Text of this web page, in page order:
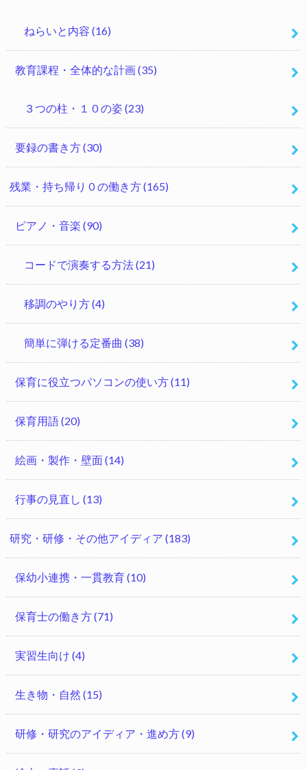
ねらいと内容 (16)
教育課程・全体的な計画(35)
３つの柱・１０の姿(23)
要録の書き方(30)
残業・持ち帰り０の働き方(165)
ピアノ・音楽 (90)
コードで演奏する方法(21)
移調のやり方(4)
簡単に弾ける定番曲 (38)
保育に役立つパソコンの使い方(11)
保育用語(20)
絵画・製作・壁面(14)
行事の見直し (13)
研究・研修・その他アイディア (183)
保幼小連携・一貫教育(10)
保育士の働き方(71)
実習生向け (4)
生き物・自然 (15)
研修・研究のアイディア・進め方(9)